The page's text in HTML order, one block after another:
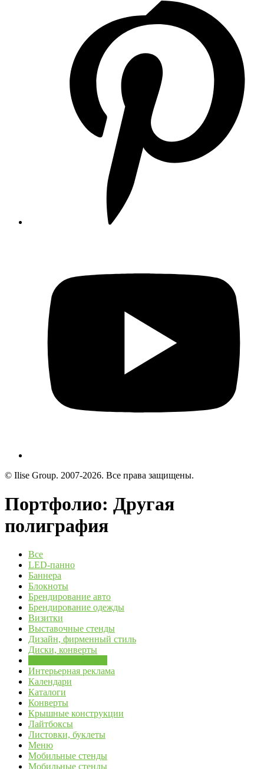
© Ilise Group. 2007-2026. Все права защищены.
Портфолио: Другая
полиграфия
Все
LED-панно
Баннера
Блокноты
Брендирование авто
Брендирование одежды
Визитки
Выставочные стенды
Дизайн, фирменный стиль
Диски, конверты
Интерьерная реклама
Календари
Каталоги
Конверты
Крышные конструкции
Лайтбоксы
Листовки, буклеты
Меню
Мобильные стенды
Мобильные стенды